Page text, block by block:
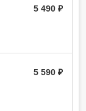
5 490
5 590